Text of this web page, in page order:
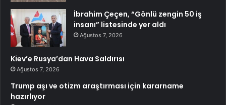
İbrahim Çeçen, “Gönlü zengin 50 iş
insanı” listesinde yer aldı
Ağustos 7, 2026
Kiev’e Rusya’dan Hava Saldırısı
Ağustos 7, 2026
Trump aşı ve otizm araştırması için kararname
hazırlıyor